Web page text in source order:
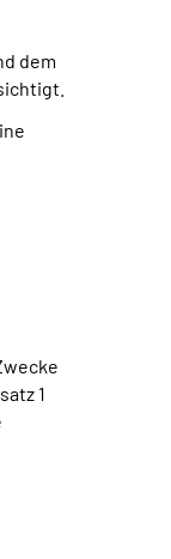
dem
1